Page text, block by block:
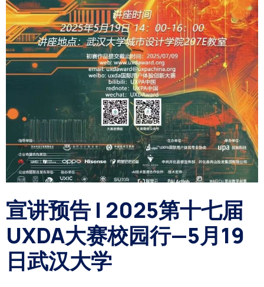
宣讲预告 | 2025第十七届
UXDA大赛校园行—5月19
日武汉大学